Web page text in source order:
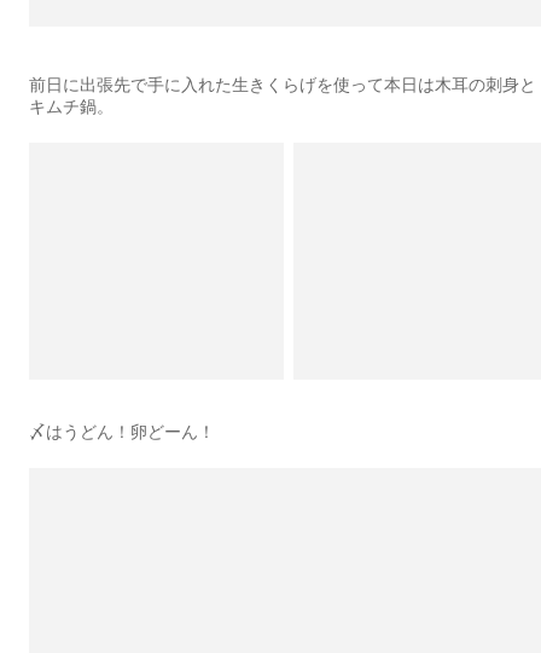
前日に出張先で手に入れた生きくらげを使って本日は木耳の刺身と
キムチ鍋。
〆はうどん！卵どーん！